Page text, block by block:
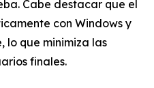
Cabe destacar que el
con Windows y
lo que minimiza las
finales.